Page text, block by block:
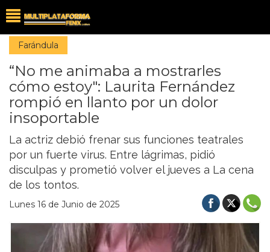
Farándula
“No me animaba a mostrarles
cómo estoy": Laurita Fernández
rompió en llanto por un dolor
insoportable
La actriz debió frenar sus funciones teatrales
por un fuerte virus. Entre lágrimas, pidió
disculpas y prometió volver el jueves a La cena
de los tontos.
Lunes 16 de Junio de 2025